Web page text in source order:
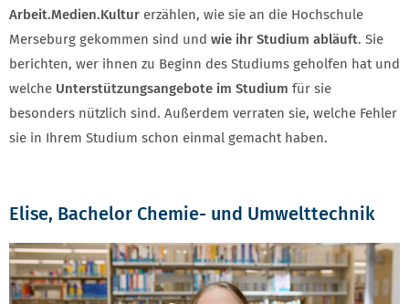
Arbeit.Medien.Kultur erzählen, wie sie an die Hochschule
Merseburg gekommen sind und wie ihr Studium abläuft. Sie
berichten, wer ihnen zu Beginn des Studiums geholfen hat und
welche Unterstützungsangebote im Studium für sie
besonders nützlich sind. Außerdem verraten sie, welche Fehler
sie in Ihrem Studium schon einmal gemacht haben.
WIE LÄUFT DEIN STUDIUM? - STUDIERENDE
Elise, Bachelor Chemie- und Umwelttechnik